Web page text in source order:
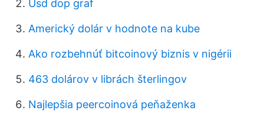
Usd dop graf
Americký dolár v hodnote na kube
Ako rozbehnúť bitcoinový biznis v nigérii
463 dolárov v librách šterlingov
Najlepšia peercoinová peňaženka